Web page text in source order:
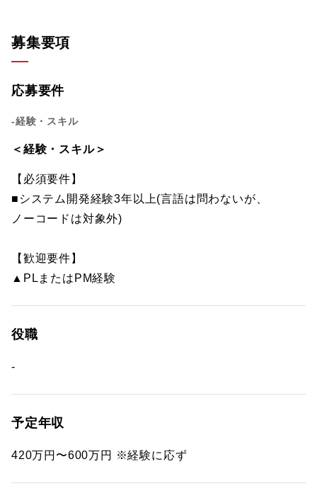
募集要項
応募要件
-経験・スキル
＜経験・スキル＞
【必須要件】
■システム開発経験3年以上(言語は問わないが、
ノーコードは対象外)
【歓迎要件】
▲PLまたはPM経験
役職
-
予定年収
420万円〜600万円 ※経験に応ず